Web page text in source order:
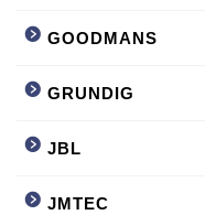
GOODMANS
GRUNDIG
JBL
JMTEC